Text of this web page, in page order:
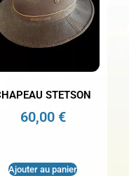
STETSON
60,00 €
Ajouter au panier